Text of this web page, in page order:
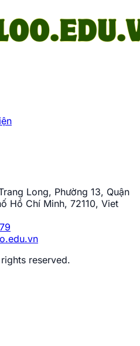
Long, Phường 13, Quận
Hồ Chí Minh, 72110, Viet
reserved.